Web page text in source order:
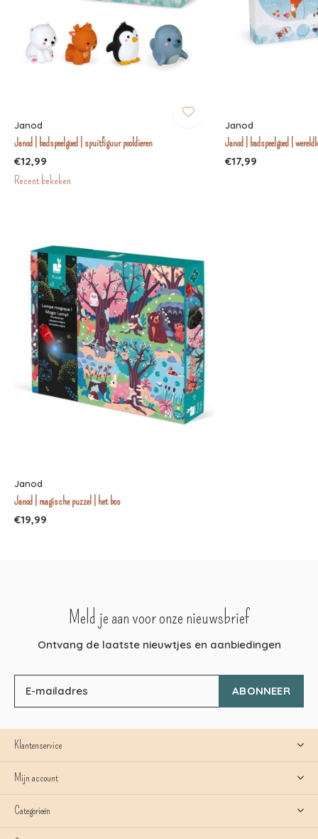
Janod
Janod | badspeelgoed | spuitfiguur pooldieren
€12,99
Janod
Janod | badspeelgoed |
€17,99
Recent bekeken
Janod
Janod | magische puzzel | het bos
€19,99
Meld je aan voor onze nieuwsbrief
Ontvang de laatste nieuwtjes en aanbiedingen
ABONNEER
Klantenservice
Mijn account
Categorieën